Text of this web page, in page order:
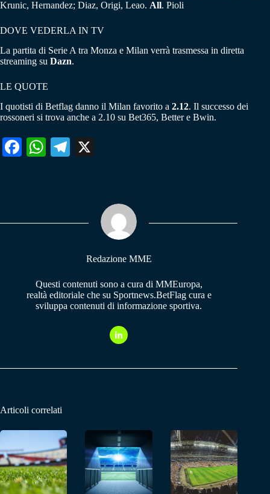
Krunic, Hernandez; Diaz, Origi, Leao. All. Pioli
DOVE VEDERLA IN TV
La partita di Serie A tra Monza e Milan verrà trasmessa in diretta
streaming su Dazn.
LE QUOTE
I quotisti di Betflag danno il Milan favorito a 2.12. Il successo dei
rossoneri si trova anche a 2.10 su Bet365, Better e Bwin.
Fa W
pp
Te
m
Redazione MME
Questi contenuti sono a cura di MMEuropa,
realtà editoriale che su Sportnews.BetFlag cura e
sviluppa contenuti di informazione sportiva.
Articoli correlati